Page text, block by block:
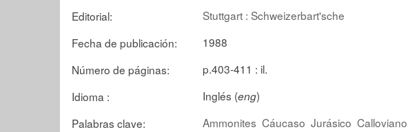
Editorial:
Stuttgart : Schweizerbart'sche
Fecha de publicación:
1988
Número de páginas:
p.403-411 : il.
Idioma :
Inglés (eng)
Palabras clave:
Ammonites Cáucaso Jurásico Calloviano